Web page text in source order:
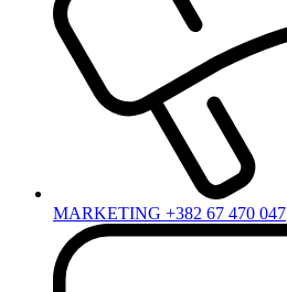
MARKETING +382 67 470 047